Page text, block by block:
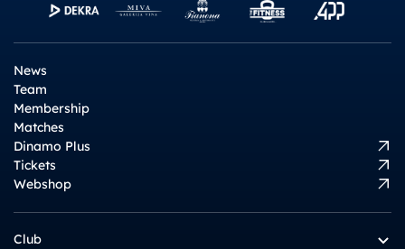
News
Team
Membership
Matches
Dinamo Plus
Tickets
Webshop
Club